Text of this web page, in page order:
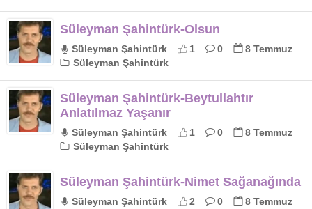
Süleyman Şahintürk-Olsun
Süleyman Şahintürk 1 0
8 Temmuz
Süleyman Şahintürk
Süleyman Şahintürk-Beytullahtır
Anlatılmaz Yaşanır
Süleyman Şahintürk 1 0
8 Temmuz
Süleyman Şahintürk
Süleyman Şahintürk-Nimet Sağanağında
Süleyman Şahintürk 2 0
8 Temmuz